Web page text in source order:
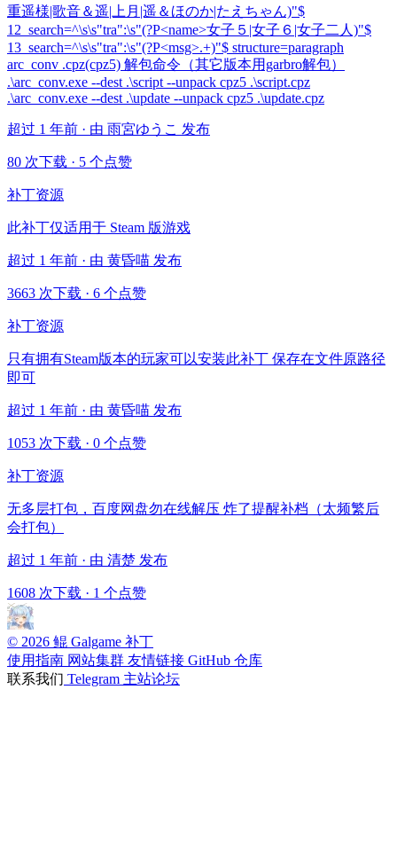
重遥様|歌音＆遥|上月|遥＆ほのか|たえちゃん)"$
12_search=^\s\s"tra":\s"(?P<name>女子５|女子６|女子二人)"$
13_search=^\s\s"tra":\s"(?P<msg>.+)"$ structure=paragraph
arc_conv .cpz(cpz5) 解包命令（其它版本用garbro解包）
.\arc_conv.exe --dest .\script --unpack cpz5 .\script.cpz
.\arc_conv.exe --dest .\update --unpack cpz5 .\update.cpz
超过 1 年前 · 由 雨宮ゆうこ 发布
80 次下载 · 5 个点赞
补丁资源
此补丁仅适用于 Steam 版游戏
超过 1 年前 · 由 黄昏喵 发布
3663 次下载 · 6 个点赞
补丁资源
只有拥有Steam版本的玩家可以安装此补丁 保存在文件原路径
即可
超过 1 年前 · 由 黄昏喵 发布
1053 次下载 · 0 个点赞
补丁资源
无多层打包，百度网盘勿在线解压 炸了提醒补档（太频繁后
会打包）
超过 1 年前 · 由 清楚 发布
1608 次下载 · 1 个点赞
© 2026 鲲 Galgame 补丁
使用指南 网站集群 友情链接 GitHub 仓库
联系我们 Telegram 主站论坛